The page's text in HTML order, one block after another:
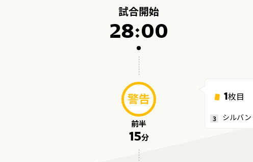
試合開始
28:00
警告
前半
15分
1枚目
3 シルバ